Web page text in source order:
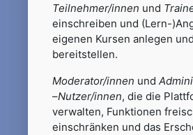
Teilnehmer/innen und
einschreiben und (Lern-
eigenen Kursen anlegen und
bereitstellen.
Moderator/innen und
–Nutzer/innen, die die
verwalten, Funktionen
einschränken und das